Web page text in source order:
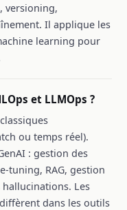
versioning,
Il applique les
learning pour
et LLMOps ?
ou temps réel).
: gestion des
tuning, RAG, gestion
hallucinations. Les
dans les outils